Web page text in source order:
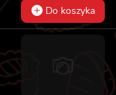
Do koszyka